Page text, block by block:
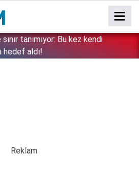
tanımıyor: Bu kez kendi
hedef aldı!